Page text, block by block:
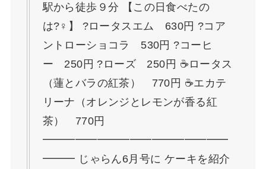
駅から徒歩９分 【この日食べたの
は?‍♀️】 ?ロータスエム 630円 ?コア
ントローショコラ 530円 ?コーヒ
ー 250円 ?ローズ 250円 ☕ロータス
（蓮とバラの紅茶） 770円 ☕エカテ
リーナ（オレンジとレモンが香る紅
茶） 770円
━━━━━━━━━━━━━━━━━
━━━ じゃらん6月号に ケーキを紹介